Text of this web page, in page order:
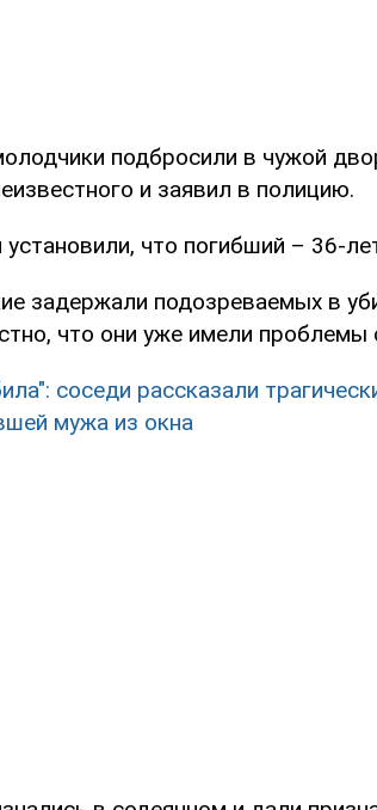
подбросили в чужой
и заявил в полицию.
что погибший – 36-
задержали подозреваемых в
что они уже имели проблемы
соседи рассказали
мужа из окна